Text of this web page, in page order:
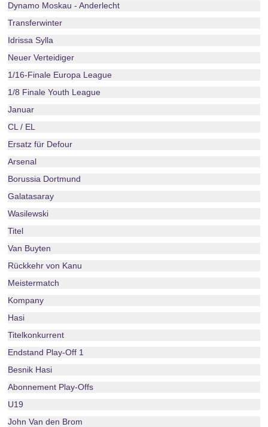
Dynamo Moskau - Anderlecht
Transferwinter
Idrissa Sylla
Neuer Verteidiger
1/16-Finale Europa League
1/8 Finale Youth League
Januar
CL / EL
Ersatz für Defour
Arsenal
Borussia Dortmund
Galatasaray
Wasilewski
Titel
Van Buyten
Rückkehr von Kanu
Meistermatch
Kompany
Hasi
Titelkonkurrent
Endstand Play-Off 1
Besnik Hasi
Abonnement Play-Offs
U19
John Van den Brom